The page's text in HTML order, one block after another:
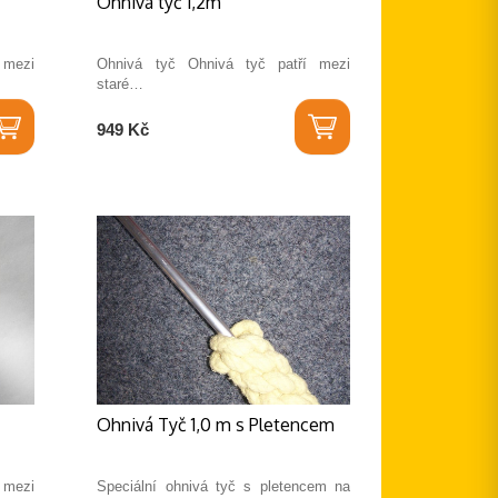
Ohnivá tyč Ohnivá tyč patří mezi
staré…
949 Kč
Ohnivá Tyč 1,0 m s Pletencem
Speciální ohnivá tyč s pletencem na